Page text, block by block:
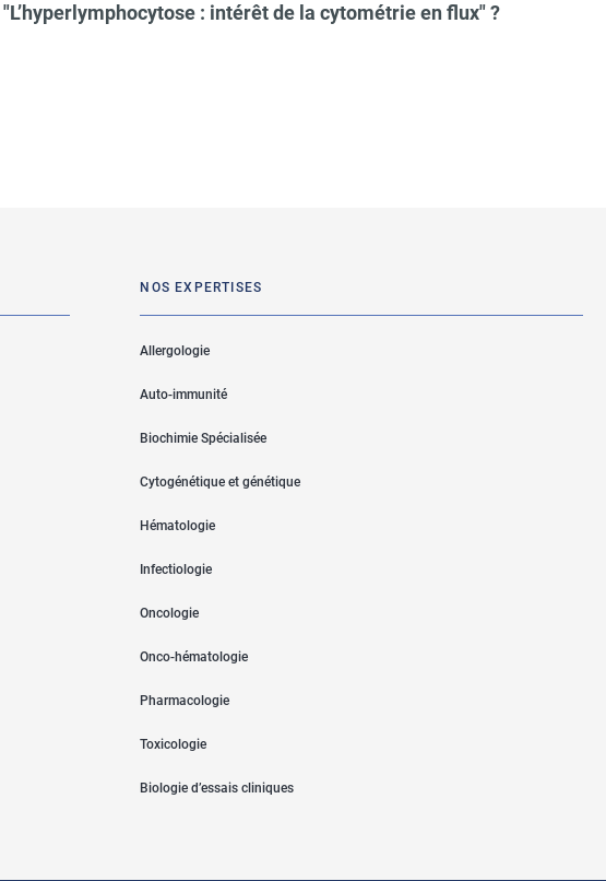
"L’hyperlymphocytose : intérêt de la cytométrie en flux" ?
NOS EXPERTISES
Allergologie
Auto-immunité
Biochimie Spécialisée
Cytogénétique et génétique
Hématologie
Infectiologie
Oncologie
Onco-hématologie
Pharmacologie
Toxicologie
Biologie d’essais cliniques